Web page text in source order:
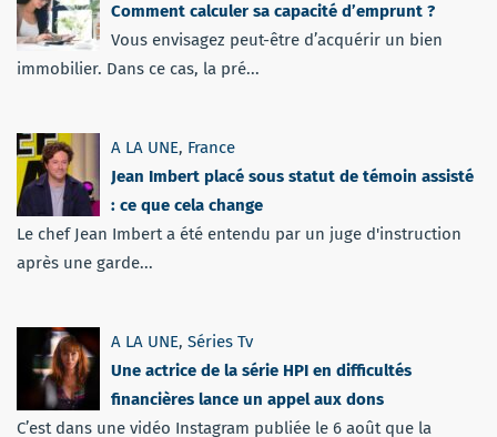
Comment calculer sa capacité d’emprunt ?
Vous envisagez peut-être d’acquérir un bien
immobilier. Dans ce cas, la pré...
A LA UNE, France
Jean Imbert placé sous statut de témoin assisté
: ce que cela change
Le chef Jean Imbert a été entendu par un juge d'instruction
après une garde...
A LA UNE, Séries Tv
Une actrice de la série HPI en difficultés
financières lance un appel aux dons
C’est dans une vidéo Instagram publiée le 6 août que la